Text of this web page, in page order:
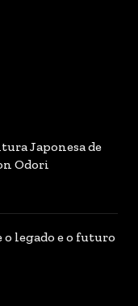
Japonesa de
Odori
o legado e o futuro